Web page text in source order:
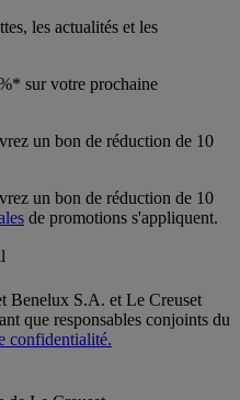
les actualités et les
sur votre prochaine
un bon de réduction de 10
un bon de réduction de 10
de promotions s'appliquent.
Benelux S.A. et Le Creuset
que responsables conjoints du
confidentialité.